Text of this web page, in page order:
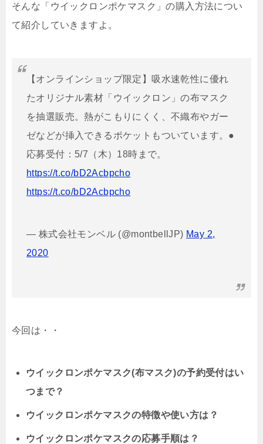
そんな「ウイックロンポケマスク」の購入方法につい
て紹介していきますよ。
【オンラインショップ限定】吸水速乾性に優れ
たオリジナル素材「ウイックロン」の布マスク
を抽選販売。熱がこもりにくく、不織布やガー
ゼなどが挿入できるポケットもついています。●
応募受付：5/7（木）18時まで。
https://t.co/bD2Acbpcho
https://t.co/bD2Acbpcho
— 株式会社モンベル (@montbellJP) May 2,
2020
今回は・・
ウイックロンポケマスク(布マスク)の予約受付はい
つまで？
ウイックロンポケマスクの特徴や使い方は？
ウイックロンポケマスクの応募手順は？